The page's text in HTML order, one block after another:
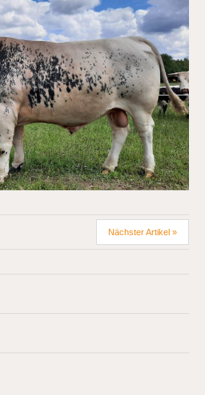
Nächster Artikel »